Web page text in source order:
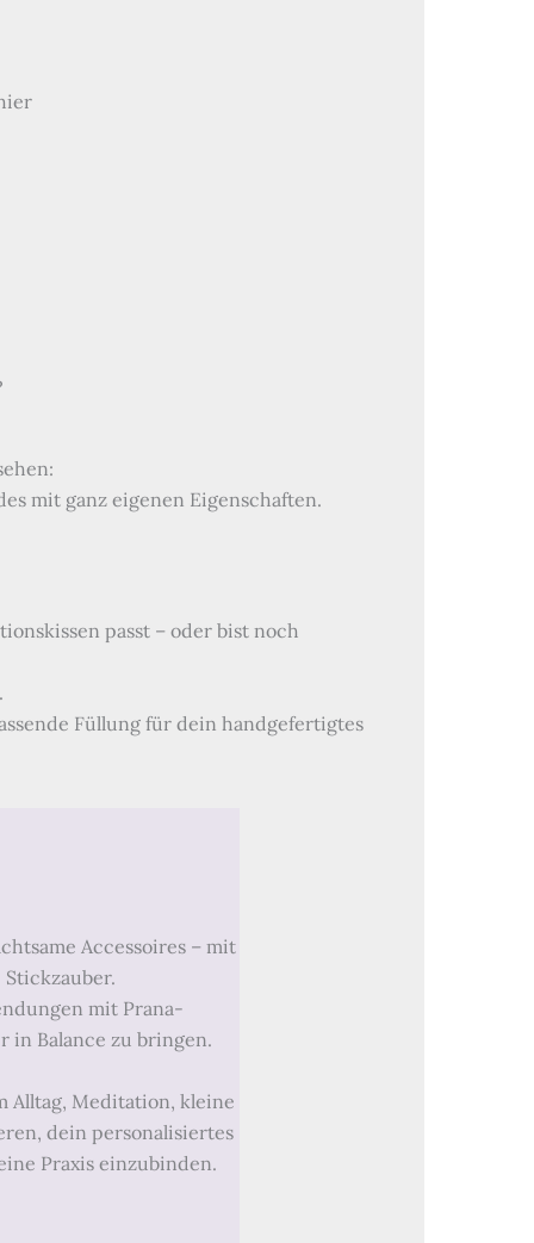
mit ganz eigenen Eigenschaften.
passt – oder bist noch
.
Füllung für dein handgefertigtes
Accessoires – mit
mit Prana-
in Balance zu bringen.
Alltag, Meditation, kleine
dein personalisiertes
Praxis einzubinden.